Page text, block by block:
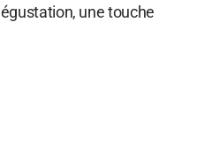
une touche